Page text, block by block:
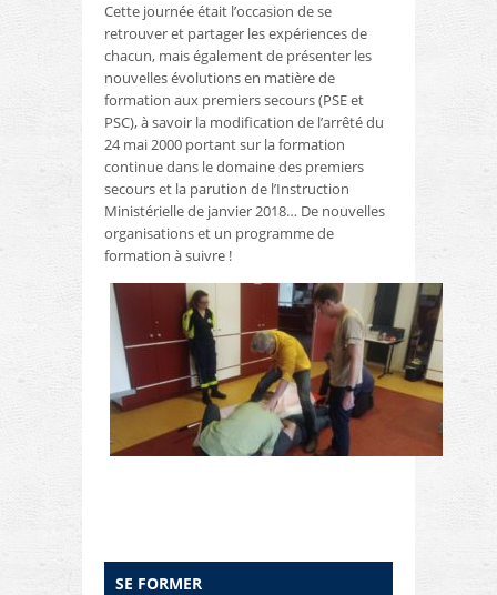
Cette journée était l’occasion de se
retrouver et partager les expériences de
chacun, mais également de présenter les
nouvelles évolutions en matière de
formation aux premiers secours (PSE et
PSC), à savoir la modification de l’arrêté du
24 mai 2000 portant sur la formation
continue dans le domaine des premiers
secours et la parution de l’Instruction
Ministérielle de janvier 2018… De nouvelles
organisations et un programme de
formation à suivre !
SE FORMER